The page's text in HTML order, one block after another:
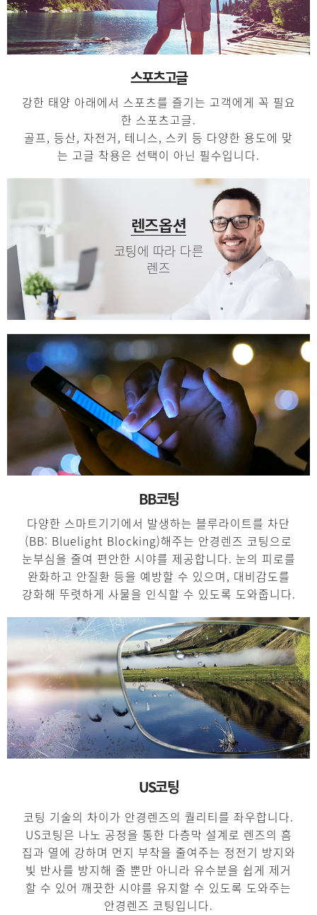
스포츠고글
강한 태양 아래에서 스포츠를 즐기는 고객에게 꼭 필요
한 스포츠고글.
골프, 등산, 자전거, 테니스, 스키 등 다양한 용도에 맞
는 고글 착용은 선택이 아닌 필수입니다.
렌즈옵션
코팅에 따라 다른
렌즈
BB코팅
다양한 스마트기기에서 발생하는 블루라이트를 차단
(BB: Bluelight Blocking)해주는 안경렌즈 코팅으로
눈부심을 줄여 편안한 시야를 제공합니다. 눈의 피로를
완화하고 안질환 등을 예방할 수 있으며, 대비감도를
강화해 뚜렷하게 사물을 인식할 수 있도록 도와줍니다.
US코팅
코팅 기술의 차이가 안경렌즈의 퀄리티를 좌우합니다.
US코팅은 나노 공정을 통한 다층막 설계로 렌즈의 흠
집과 열에 강하며 먼지 부착을 줄여주는 정전기 방지와
빛 반사를 방지해 줄 뿐만 아니라 유수분을 쉽게 제거
할 수 있어 깨끗한 시야를 유지할 수 있도록 도와주는
안경렌즈 코팅입니다.